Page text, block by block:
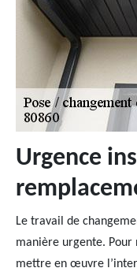
Urgence
Le travail de
manière urgente. Pour
mettre en œuvre